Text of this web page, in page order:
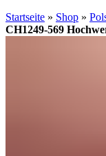
Startseite » Shop »
CH1249-569